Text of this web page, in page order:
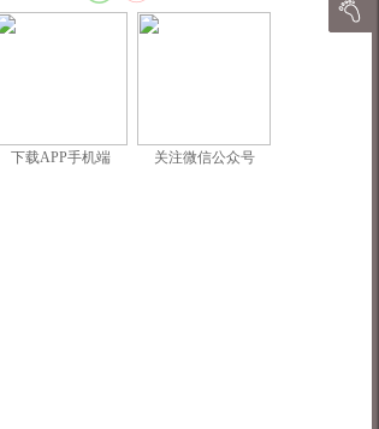
我的
下载APP手机端 关注微信公众号